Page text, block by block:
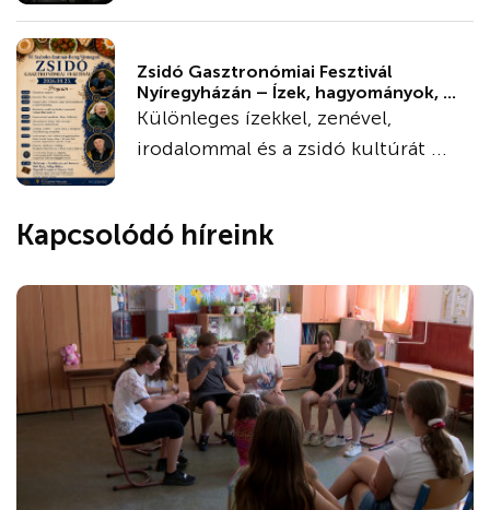
Zsidó Gasztronómiai Fesztivál
Nyíregyházán – Ízek, hagyományok, ...
Különleges ízekkel, zenével,
irodalommal és a zsidó kultúrát ...
Kapcsolódó híreink